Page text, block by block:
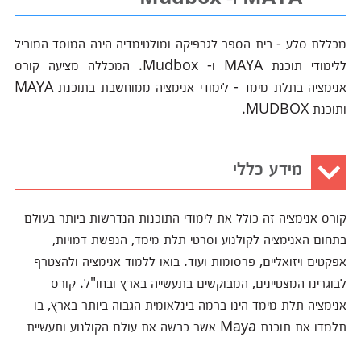
מכללת סלע - בית הספר לגרפיקה ומולטימדיה הינה המוסד המוביל
ללימודי תוכנת MAYA ו- Mudbox. המכללה מציעה קורס
אנימציה בתלת מימד - לימודי אנימציה ממוחשבת בתוכנת MAYA
ותוכנת MUDBOX.
מידע כללי
קורס אנימציה זה כולל את לימודי התוכנות הנדרשות ביותר בעולם
בתחום האנימציה לקולנוע וסרטי תלת מימד, הנפשת דמויות,
אפקטים ויזואליים, פרסומות ועוד. בואו ללמוד אנימציה ולהצטרף
לבוגרינו המצטיינים, המבוקשים בתעשייה בארץ ובחו"ל. קורס
אנימציה תלת מימד הינו ברמה בינלאומית הגבוה ביותר בארץ, בו
תלמדו את תוכנת Maya אשר כבשה את עולם הקולנוע ותעשיית